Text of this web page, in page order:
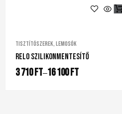
Tisztítószerek, lemosók
RELO Szilikonmentesítő
3 710Ft–16 100Ft